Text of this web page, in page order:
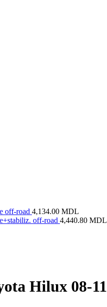
off-road 4,134.00 MDL
off-road 4,440.80 MDL
Hilux 08-11